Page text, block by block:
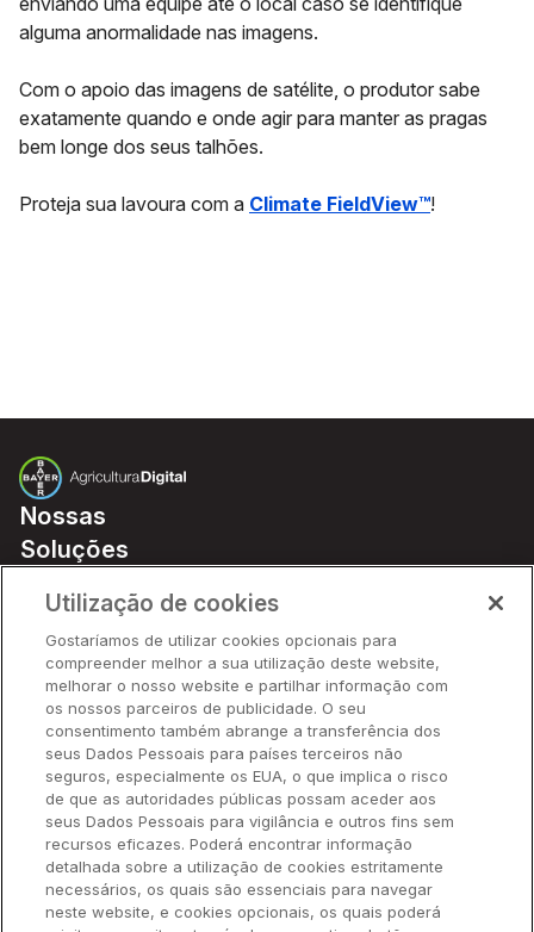
alguma anormalidade nas imagens.
Com o apoio das imagens de satélite, o produtor sabe
exatamente quando e onde agir para manter as pragas
bem longe dos seus talhões.
Proteja sua lavoura com a Climate FieldView™!
Nossas
Soluções
Parceiros
Hardware
Ajuda Rápida
Recursos
Empresa
Contato
Utilização de cookies
Gostaríamos de utilizar cookies opcionais para
compreender melhor a sua utilização deste website,
melhorar o nosso website e partilhar informação com
os nossos parceiros de publicidade. O seu
consentimento também abrange a transferência dos
seus Dados Pessoais para países terceiros não
seguros, especialmente os EUA, o que implica o risco
de que as autoridades públicas possam aceder aos
seus Dados Pessoais para vigilância e outros fins sem
recursos eficazes. Poderá encontrar informação
detalhada sobre a utilização de cookies estritamente
necessários, os quais são essenciais para navegar
neste website, e cookies opcionais, os quais poderá